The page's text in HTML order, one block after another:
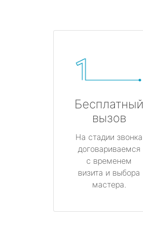
Бесплатный
вызов
На стадии звонка
договариваемся
с временем
визита и выбора
мастера.